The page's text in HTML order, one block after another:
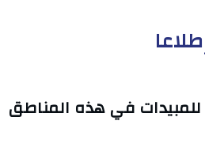
في هذه المناطق